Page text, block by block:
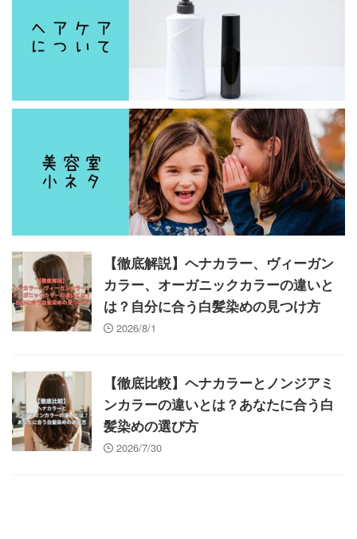
【徹底解説】ヘナカラー、ヴィーガン
カラー、オーガニックカラーの違いと
は？自分に合う白髪染めの見つけ方
2026/8/1
【徹底比較】ヘナカラーとノンジアミ
ンカラーの違いとは？あなたに合う白
髪染めの選び方
2026/7/30